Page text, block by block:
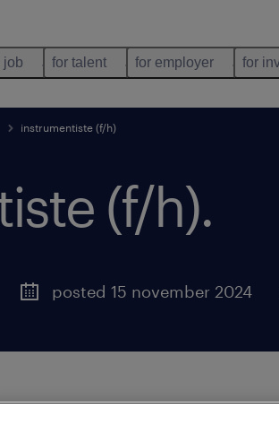
job for talent for employer for
instrumentiste (f/h)
(f/h).
posted 15 november 2024